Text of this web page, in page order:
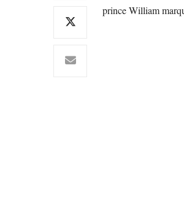
prince William